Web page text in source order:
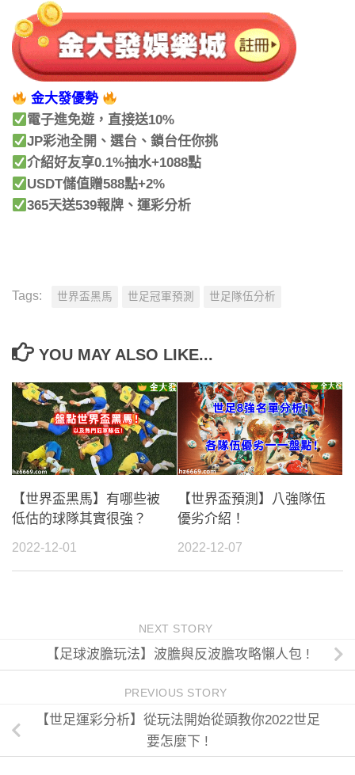
金大發優勢
電子進免遊，直接送10%
JP彩池全開、選台、鎖台任你挑
介紹好友享0.1%抽水+1088點
USDT儲值贈588點+2%
365天送539報牌、運彩分析
Tags: 世界盃黑馬 世足冠軍預測 世足隊伍分析
YOU MAY ALSO LIKE...
【世界盃黑馬】有哪些被
低估的球隊其實很強？
2022-12-01
【世界盃預測】八強隊伍
優劣介紹！
2022-12-07
NEXT STORY
【足球波膽玩法】波膽與反波膽攻略懶人包 !
PREVIOUS STORY
【世足運彩分析】從玩法開始從頭教你2022世足
要怎麼下 !